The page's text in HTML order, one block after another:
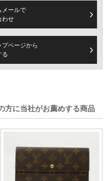
メールで
わせ
ページから
る
に当社がお薦めする商品